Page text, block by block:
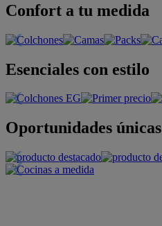
Confort a tu medida
Esenciales con estilo
Oportunidades únicas